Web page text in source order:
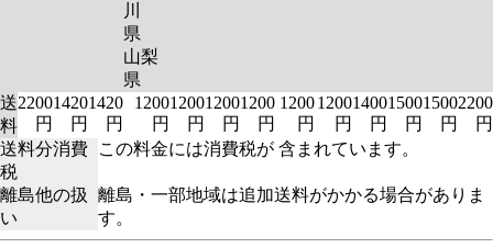
川
県
山梨
県
送
料
2200
円
1420
円
1420
円
1200
円
1200
円
1200
円
1200
円
1200
円
1200
円
1400
円
1500
円
1500
円
2200
円
送料分消費
税
この料金には消費税が 含まれています。
離島他の扱
い
離島・一部地域は追加送料がかかる場合がありま
す。